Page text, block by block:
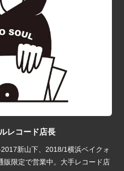
レコード店長
新山下、2018/1横浜ベイクォ
販限定で営業中。大手レコード店